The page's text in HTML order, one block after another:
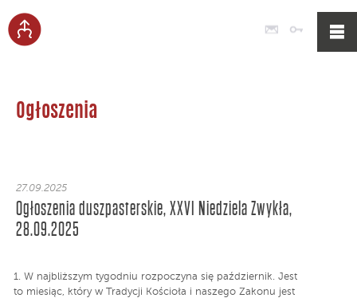
Poczta
Ogłoszenia
27.09.2025
Ogłoszenia duszpasterskie, XXVI Niedziela Zwykła,
28.09.2025
1. W najbliższym tygodniu rozpoczyna się październik. Jest
to miesiąc, który w Tradycji Kościoła i naszego Zakonu jest